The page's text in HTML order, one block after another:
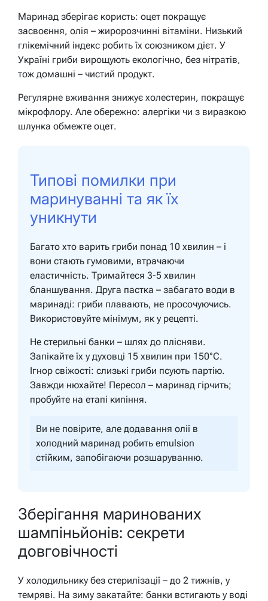
Маринад зберігає користь: оцет покращує
засвоєння, олія – жиророзчинні вітаміни. Низький
глікемічний індекс робить їх союзником дієт. У
Україні гриби вирощують екологічно, без нітратів,
тож домашні – чистий продукт.
Регулярне вживання знижує холестерин, покращує
мікрофлору. Але обережно: алергіки чи з виразкою
шлунка обмежте оцет.
Типові помилки при
маринуванні та як їх
уникнути
Багато хто варить гриби понад 10 хвилин – і
вони стають гумовими, втрачаючи
еластичність. Тримайтеся 3-5 хвилин
бланшування. Друга пастка – забагато води в
маринаді: гриби плавають, не просочуючись.
Використовуйте мінімум, як у рецепті.
Не стерильні банки – шлях до плісняви.
Запікайте їх у духовці 15 хвилин при 150°C.
Ігнор свіжості: слизькі гриби псують партію.
Завжди нюхайте! Пересол – маринад гірчить;
пробуйте на етапі кипіння.
Ви не повірите, але додавання олії в
холодний маринад робить emulsion
стійким, запобігаючи розшаруванню.
Зберігання маринованих
шампіньйонів: секрети
довговічності
У холодильнику без стерилізації – до 2 тижнів, у
темряві. На зиму закатайте: банки встигають у воді